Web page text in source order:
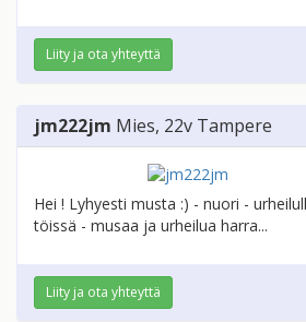
Liity ja ota yhteyttä
jm222jm Mies, 22v Tampere
Hei ! Lyhyesti musta :) - nuori -
töissä - musaa ja urheilua harra...
Liity ja ota yhteyttä